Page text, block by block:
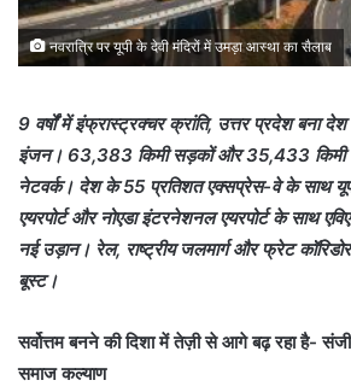
नवरात्रि पर यूपी के देवी मंदिरों में उमड़ा आस्था का सैलाब
9 वर्षों में इंफ्रास्ट्रक्चर क्रांति, उत्तर प्रदेश बना
इंजन। 63,383 किमी सड़कों और 35,433 किमी
नेटवर्क। देश के 55 प्रतिशत एक्सप्रेस-वे के साथ
एयरपोर्ट और नोएडा इंटरनेशनल एयरपोर्ट के साथ
नई उड़ान। रेल, राष्ट्रीय जलमार्ग और फ्रेट
बूस्ट।
सर्वोत्तम बनने की दिशा में तेज़ी से आगे बढ़ रहा है-
समाज कल्याण